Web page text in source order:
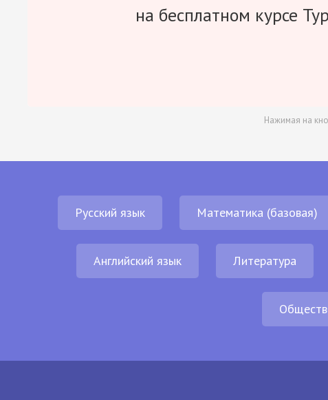
на бесплатном курсе
Нажимая на
Русский язык Математика (базовая)
Английский язык Литература